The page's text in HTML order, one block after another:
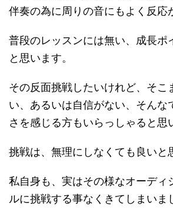
伴奏の為に周りの音にもよく反応
普段のレッスンには無い、成長ポ
と思います。
その反面挑戦したいけれど、そこ
い、あるいは自信がない、そんな
さを感じる方もいらっしゃると思
挑戦は、無理にしなくても良いと
私自身も、実はその様なオーディ
ルに挑戦する事なくきてしまいま